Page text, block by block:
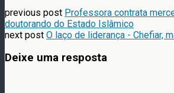
previous post Professora contrata
doutorando do Estado Islâmico
next post O laço de liderança - Chefiar,
Deixe uma resposta